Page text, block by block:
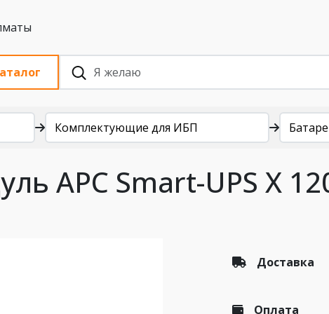
НДС, Алматы
Комплектующие для ИБП
APC Smart-UPS X
Доставка
Оплата